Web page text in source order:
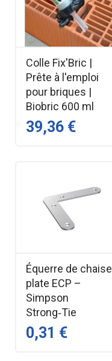
Colle Fix'Bric |
Prête à l'emploi
pour briques |
Biobric 600 ml
39,36 €
Équerre de chaise
plate ECP –
Simpson
Strong‑Tie
0,31 €